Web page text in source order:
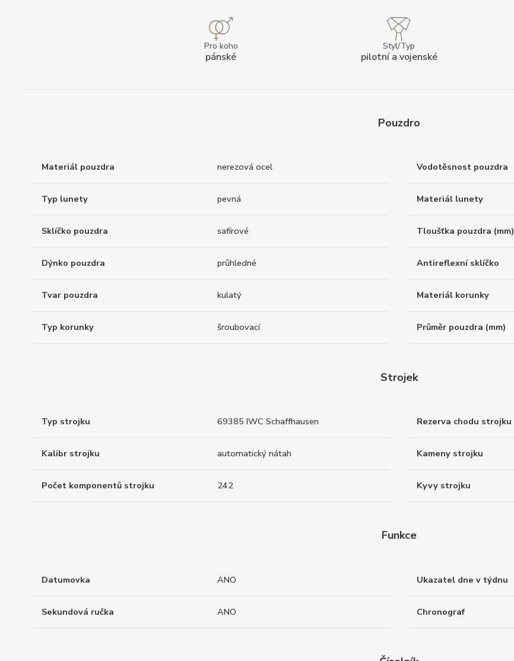
Pro koho
pánské
Styl/Typ
pilotní a vojenské
Pouzdro
Materiál pouzdra nerezová ocel Vodotěsnost pouzdra
Typ lunety pevná Materiál lunety
Sklíčko pouzdra safírové Tloušťka pouzdra (mm)
Dýnko pouzdra průhledné Antireflexní sklíčko
Tvar pouzdra kulatý Materiál korunky
Typ korunky šroubovací Průměr pouzdra (mm)
Strojek
Typ strojku 69385 IWC Schaffhausen Rezerva chodu strojku
Kalibr strojku automatický nátah Kameny strojku
Počet komponentů strojku 242 Kyvy strojku
Funkce
Datumovka ANO Ukazatel dne v týdnu
Sekundová ručka ANO Chronograf